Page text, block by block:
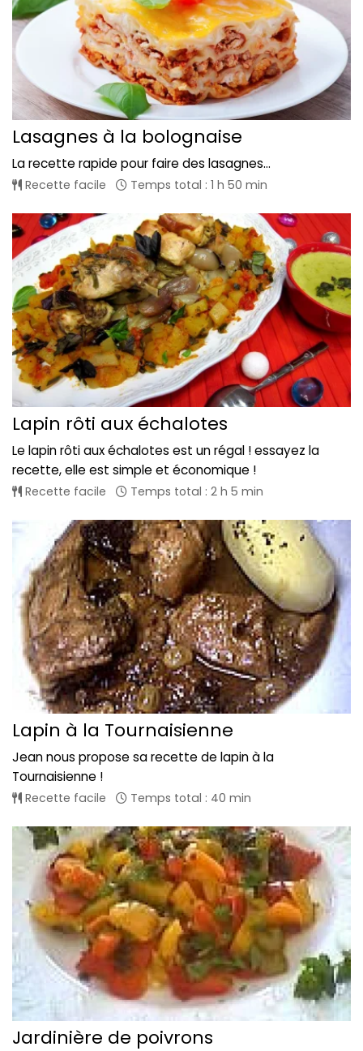
Lasagnes à la bolognaise
La recette rapide pour faire des lasagnes...
Recette facile Temps total : 1 h 50 min
Lapin rôti aux échalotes
Le lapin rôti aux échalotes est un régal ! essayez la
recette, elle est simple et économique !
Recette facile Temps total : 2 h 5 min
Lapin à la Tournaisienne
Jean nous propose sa recette de lapin à la
Tournaisienne !
Recette facile Temps total : 40 min
Jardinière de poivrons